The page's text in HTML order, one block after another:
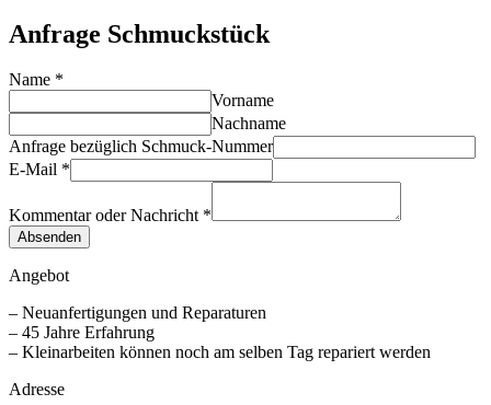
Anfrage Schmuckstück
Name *
Vorname
Nachname
Anfrage bezüglich Schmuck-Nummer
E-Mail *
Kommentar oder Nachricht *
Absenden
Angebot
– Neuanfertigungen und Reparaturen
– 45 Jahre Erfahrung
– Kleinarbeiten können noch am selben Tag repariert werden
Adresse